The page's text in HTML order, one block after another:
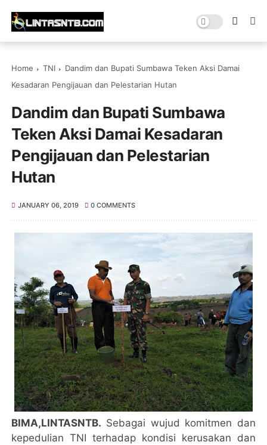
Home TNI
Dandim dan Bupati Sumbawa Teken Aksi Damai
Kesadaran Pengijauan dan Pelestarian Hutan
Dandim dan Bupati Sumbawa
Teken Aksi Damai Kesadaran
Pengijauan dan Pelestarian
Hutan
JANUARY 06, 2019 0 COMMENTS
BIMA,LINTASNTB. Sebagai wujud komitmen dan
kepedulian TNI terhadap kondisi kerusakan dan